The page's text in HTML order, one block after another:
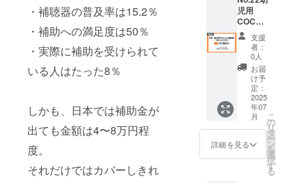
・補聴器の普及率は15.2％
・補助への満足度は50％
・実際に補助を受けられて
いる人はたった8％
しかも、日本では補助金が
出ても金額は4〜8万円程
度。
それだけではカバーしきれ
各店舗
が開催
してい
るキャ
ンペー
ンや割
引と
クーポ
ンの併
用はで
きませ
ん。 ・
ンは
COCO
H.Aの加
てデザ
イン決
定 ・サ
ンクス
メール
（価格
に関わ
らず内
容は同
じとな
りま
す）
【備
児用
COCO
H.A 提
供 【リ
ターン
詳細】
・サン
クス
メール
（価格
に関わ
らず内
容は同
じとな
りま
支援
者：
0人
お届
け予
定：
2025
年07
月
詳細を見る
こ
の
リ
タ
ー
ン
を
選
択
す
る